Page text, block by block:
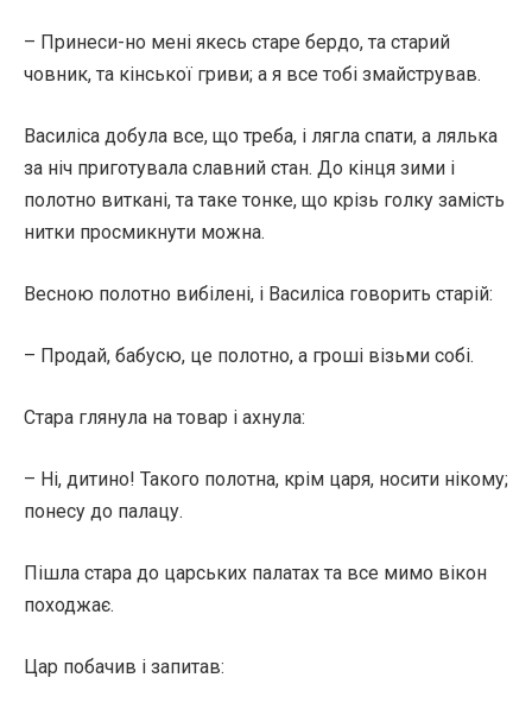
– Принеси-но мені якесь старе бердо, та старий
човник, та кінської гриви; а я все тобі змайстрував.
Василіса добула все, що треба, і лягла спати, а лялька
за ніч приготувала славний стан. До кінця зими і
полотно виткані, та таке тонке, що крізь голку замість
нитки просмикнути можна.
Весною полотно вибілені, і Василіса говорить старій:
– Продай, бабусю, це полотно, а гроші візьми собі.
Стара глянула на товар і ахнула:
– Ні, дитино! Такого полотна, крім царя, носити нікому;
понесу до палацу.
Пішла стара до царських палатах та все мимо вікон
походжає.
Цар побачив і запитав: